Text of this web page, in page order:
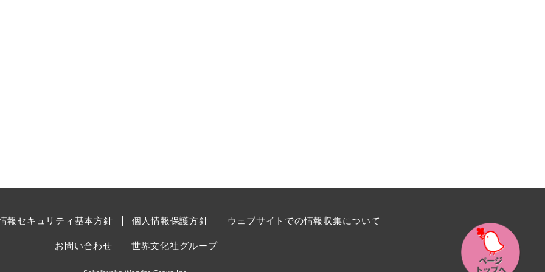
報セキュリティ基本方針 個人情報保護方針 ウェブサイトでの情報収集について
お問い合わせ 世界文化社グループ